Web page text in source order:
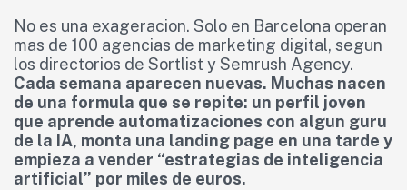
No es una exageracion. Solo en Barcelona operan
mas de 100 agencias de marketing digital, segun
los directorios de Sortlist y Semrush Agency.
Cada semana aparecen nuevas. Muchas nacen
de una formula que se repite: un perfil joven
que aprende automatizaciones con algun guru
de la IA, monta una landing page en una tarde y
empieza a vender “estrategias de inteligencia
artificial” por miles de euros.